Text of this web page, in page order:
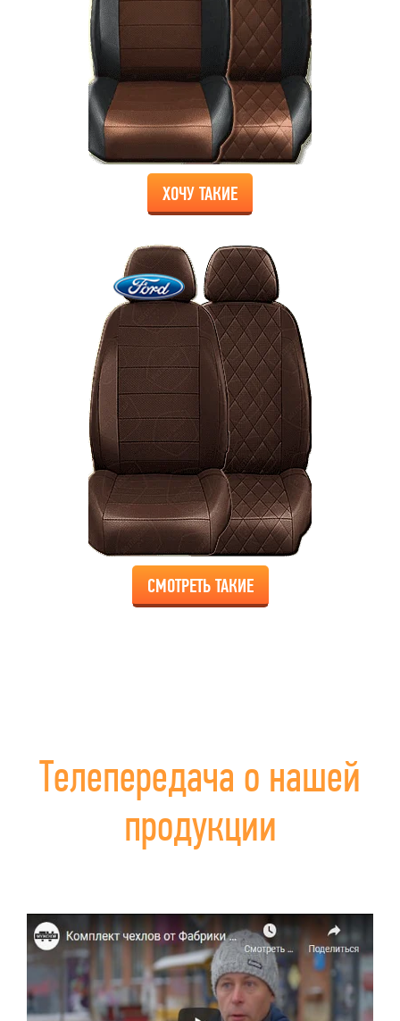
ХОЧУ ТАКИЕ
СМОТРЕТЬ ТАКИЕ
Телепередача о нашей
продукции